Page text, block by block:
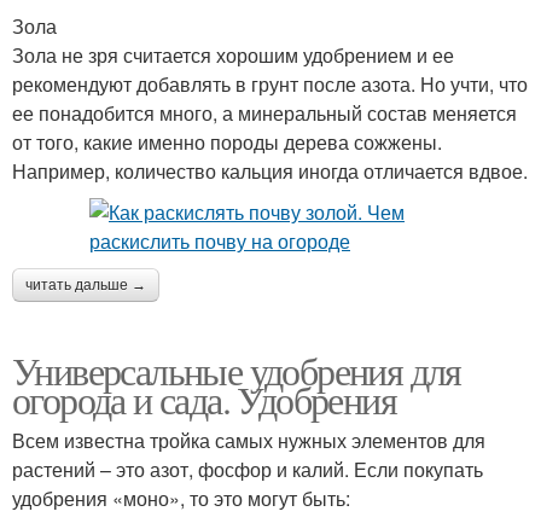
Зола
Зола не зря считается хорошим удобрением и ее
рекомендуют добавлять в грунт после азота. Но учти, что
ее понадобится много, а минеральный состав меняется
от того, какие именно породы дерева сожжены.
Например, количество кальция иногда отличается вдвое.
читать дальше →
Универсальные удобрения для
огорода и сада. Удобрения
Всем известна тройка самых нужных элементов для
растений – это азот, фосфор и калий. Если покупать
удобрения «моно», то это могут быть: